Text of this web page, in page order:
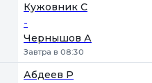
Кужовник С
-
Чернышов А
Завтра в 08:30
Абдеев Р